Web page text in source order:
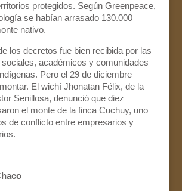
protegidos. Según Greenpeace,
se habían arrasado 130.000
nativo.
los decretos fue bien recibida por las
académicos y comunidades
Pero el 29 de diciembre
El wichí Jhonatan Félix, de la
Senillosa, denunció que diez
el monte de la finca Cuchuy, uno
de conflicto entre empresarios y